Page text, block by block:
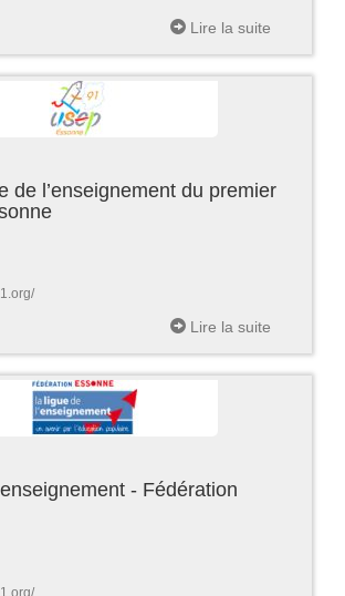
Lire la suite
de l’enseignement du premier
Lire la suite
- Fédération